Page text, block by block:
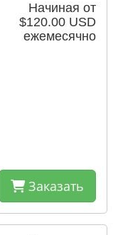
Начиная от
$120.00 USD
ежемесячно
Заказать